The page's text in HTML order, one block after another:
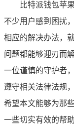
比特派钱包苹
不少用户感到困扰
相应的解决办法，
问题都能够迎刃而
一位谨慎的守护者
遵守相关法律法规
希望本文能够为那
一些切实有效的帮